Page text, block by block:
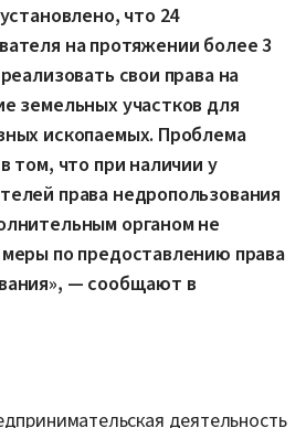
что 24
на протяжении более 3
свои права на
земельных участков для
ископаемых. Проблема
том, что при наличии у
права недропользования
органом не
по предоставлению права
— сообщают в
деятельность